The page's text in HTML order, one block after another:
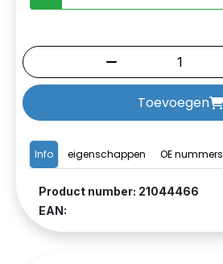
Info eigenschappen OE nummers
Product number: 21044466
EAN:
Toevoegen